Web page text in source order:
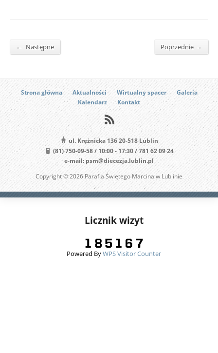
← Następne Poprzednie →
Strona główna Aktualności Wirtualny spacer
Galeria
Kalendarz
Kontakt
ul. Krężnicka 136 20-518 Lublin
(81) 750-09-58 / 10:00 - 17:30 / 781 62 09 24
e-mail: psm@diecezja.lublin.pl
Copyright © 2026 Parafia Świętego Marcina w Lublinie
Licznik wizyt
Powered ByWPS Visitor Counter